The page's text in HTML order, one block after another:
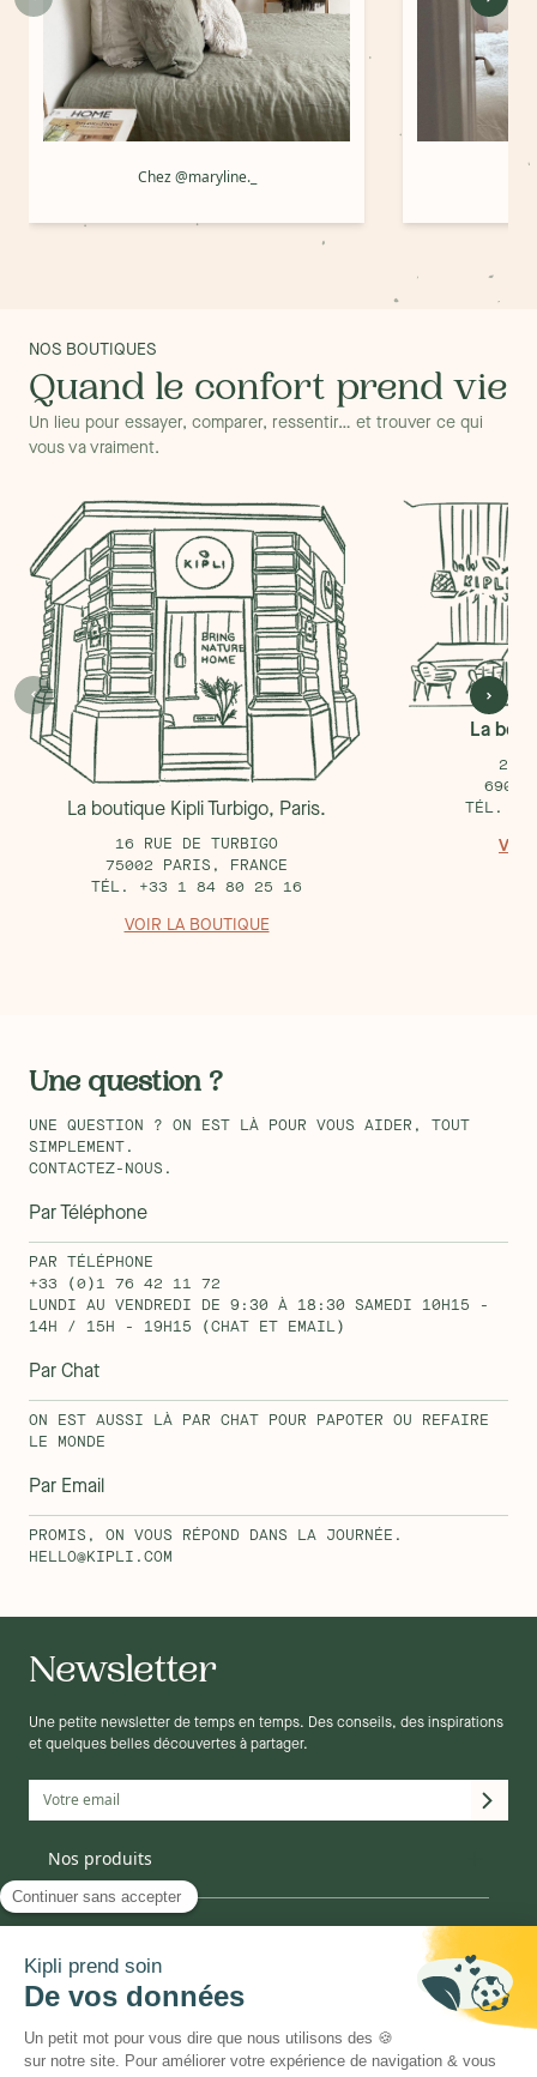
Chez @maryline._
NOS BOUTIQUES
Quand le confort prend vie
Un lieu pour essayer, comparer, ressentir… et trouver ce qui
vous va vraiment.
La boutique Kipli Turbigo, Paris.
16 RUE DE TURBIGO
75002 PARIS, FRANCE
TÉL. +33 1 84 80 25 16
VOIR LA BOUTIQUE
La
25
69002
TÉL.
Une question ?
UNE QUESTION ? ON EST LÀ POUR VOUS AIDER, TOUT
SIMPLEMENT.
CONTACTEZ-NOUS.
Par Téléphone
PAR TÉLÉPHONE
+33 (0)1 76 42 11 72
LUNDI AU VENDREDI DE 9:30 À 18:30 SAMEDI 10H15 -
14H / 15H - 19H15 (CHAT ET EMAIL)
Par Chat
ON EST AUSSI LÀ PAR CHAT POUR PAPOTER OU REFAIRE
LE MONDE
Par Email
PROMIS, ON VOUS RÉPOND DANS LA JOURNÉE.
HELLO@KIPLI.COM
Newsletter
Une petite newsletter de temps en temps. Des conseils, des inspirations
et quelques belles découvertes à partager.
Mobilier
Décoration
Canapé
Oreiller
Couette
Enfant
Qui sommes-nous ?
Nos produits